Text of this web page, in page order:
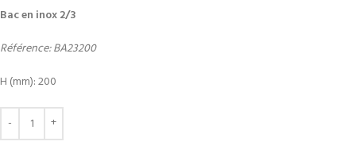
Bac en inox 2/3
Référence: BA23200
H (mm): 200